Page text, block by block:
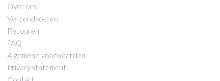
Over ons
Verzendkosten
Retouren
FAQ
Algemene voorwaarden
Privacy statement